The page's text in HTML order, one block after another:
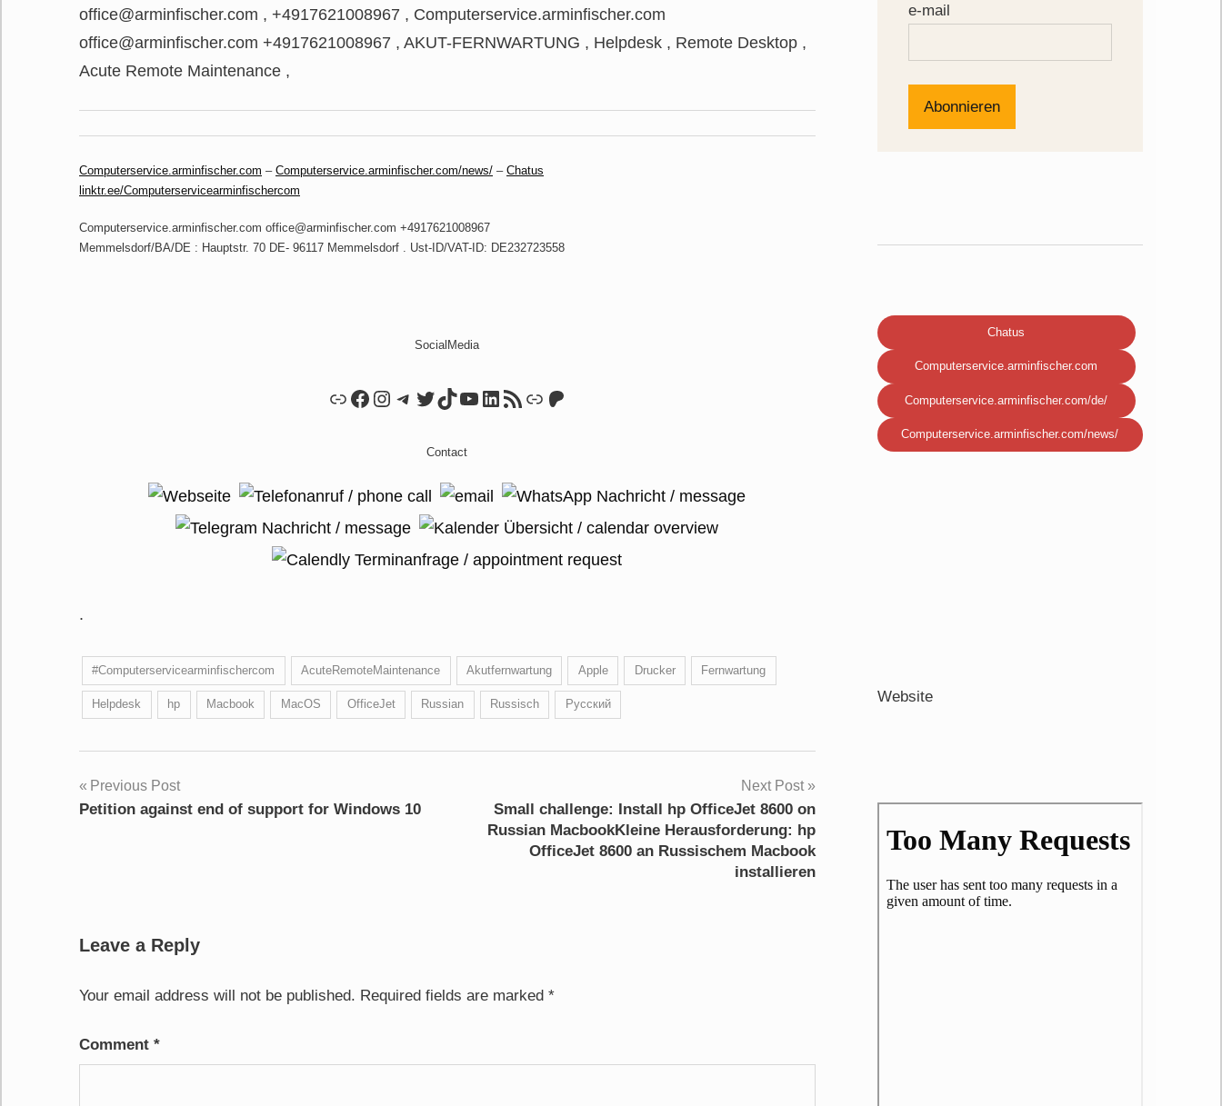
office@arminfischer.com , +4917621008967 , Computerservice.arminfischer.com
office@arminfischer.com +4917621008967 , AKUT-FERNWARTUNG , Helpdesk , Remote Desktop ,
Acute Remote Maintenance ,
Computerservice.arminfischer.com – Computerservice.arminfischer.com/news/ – Chatus
linktr.ee/Computerservicearminfischercom
Computerservice.arminfischer.com office@arminfischer.com +4917621008967
Memmelsdorf/BA/DE : Hauptstr. 70 DE- 96117 Memmelsdorf . Ust-ID/VAT-ID: DE232723558
SocialMedia
LinkFacebook
Instagram
Telegram
Twitter
TikTok
YouTube
LinkedIn
RSS Feed
LinkPatreon
Contact
.
#Computerservicearminfischercom AcuteRemoteMaintenance Akutfernwartung Apple Drucker Fernwartung
Helpdesk hp Macbook MacOS OfficeJet Russian Russisch Русский
Post
navigation
Previous Post
Petition against end of support for Windows 10
Next Post
Small challenge: Install hp OfficeJet 8600 on
Russian MacbookKleine Herausforderung: hp
OfficeJet 8600 an Russischem Macbook
installieren
Leave a Reply
Your email address will not be published. Required fields are marked *
Comment *
e-mail
Chatus
Computerservice.arminfischer.com
Computerservice.arminfischer.com/de/
Computerservice.arminfischer.com/news/
Website